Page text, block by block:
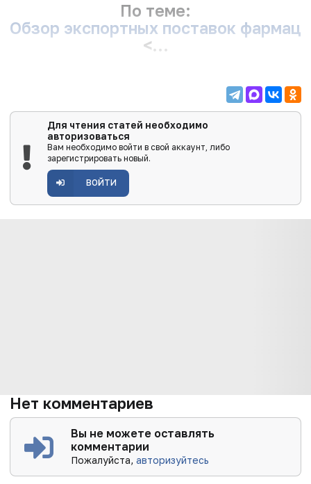
По теме:
Обзор экспортных поставок
<...
Для чтения статей необходимо
авторизоваться
Вам необходимо войти в свой аккаунт, либо
зарегистрировать новый.
ВОЙТИ
Нет комментариев
Вы не можете оставлять
комментарии
Пожалуйста,авторизуйтесь